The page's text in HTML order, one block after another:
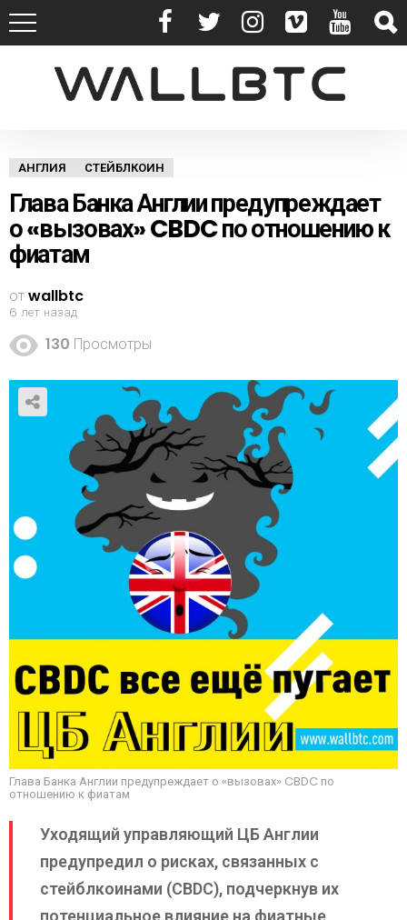
АНГЛИЯ СТЕЙБЛКОИН
Глава Банка Англии предупреждает
о «вызовах» CBDC по отношению к
фиатам
отwallbtc
6 лет назад
130 Просмотры
Глава Банка Англии предупреждает о «вызовах» CBDC по
отношению к фиатам
Уходящий управляющий ЦБ Англии
предупредил о рисках, связанных с
стейблкоинами (CBDC), подчеркнув их
потенциальное влияние на фиатные